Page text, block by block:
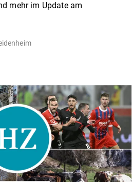
mehr im Update am